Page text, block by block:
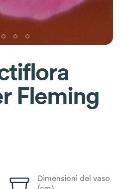
Fleming
Dimensioni del vaso